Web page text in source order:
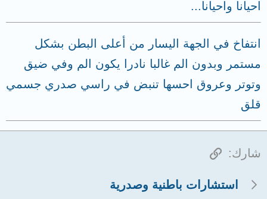
احيانا واحيانا...
انتفاخ في الجهة اليسار من أعلى البطن بشكل
مستمر وبدون الم غالبا نادرا يكون الم وفي ضيق
وتوتر وعروق احسها تنبض في راسي صدري جسمي
قلق
شارك: الرابط
استشارات باطنية وصدرية